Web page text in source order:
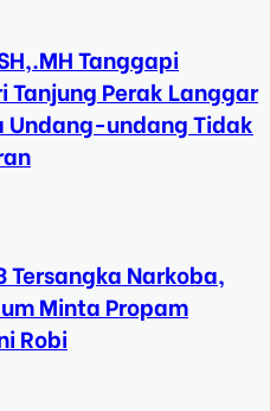
Tanggapi
Tanjung Perak Langgar
Undang-undang Tidak
Tersangka Narkoba,
Minta Propam
Robi